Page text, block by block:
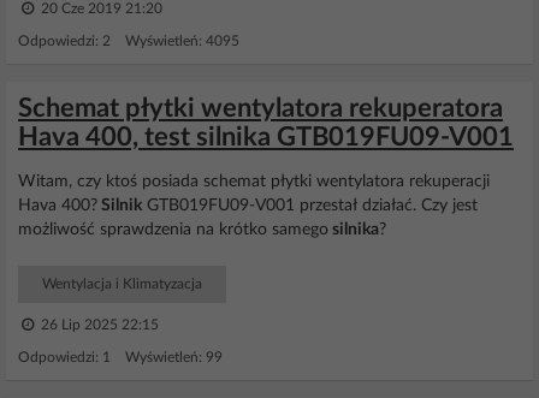
20 Cze 2019 21:20
Odpowiedzi: 2 Wyświetleń: 4095
Schemat płytki wentylatora rekuperatora
Hava 400, test silnika GTB019FU09-V001
Witam, czy ktoś posiada schemat płytki wentylatora rekuperacji
Hava 400? Silnik GTB019FU09-V001 przestał działać. Czy jest
możliwość sprawdzenia na krótko samego silnika?
Wentylacja i Klimatyzacja
26 Lip 2025 22:15
Odpowiedzi: 1 Wyświetleń: 99